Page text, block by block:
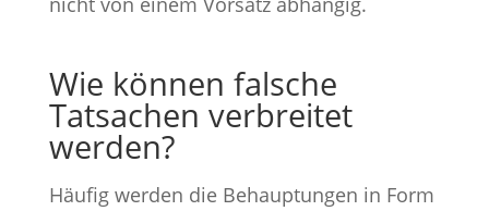
Wie können falsche
Tatsachen verbreitet
werden?
Häufig werden die Behauptungen in Form